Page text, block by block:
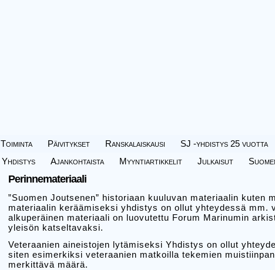
Toiminta Päivitykset Ranskalaiskausi SJ -yhdistys 25 vuotta
Yhdistys
Ajankohtaista Myyntiartikkelit Julkaisut
Perinnemateriaali
”Suomen Joutsenen” historiaan kuuluvan materiaalin kuten
materiaalin keräämiseksi yhdistys on ollut yhteydessä mm.
alkuperäinen materiaali on luovutettu Forum Marinumin
yleisön katseltavaksi.
Veteraanien aineistojen lytämiseksi Yhdistys on ollut
siten esimerkiksi veteraanien matkoilla tekemien
merkittävä määrä.